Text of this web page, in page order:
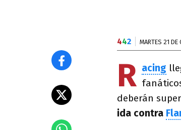
442 MARTES 21 DE
R acing
deberán
ida contra